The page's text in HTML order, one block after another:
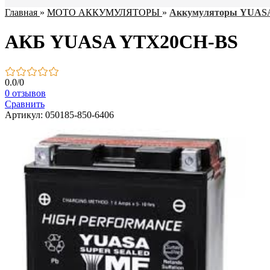
Главная » МОТО АККУМУЛЯТОРЫ » Аккумуляторы
АКБ YUASA YTX20CH-BS
0.0/0
0 отзывов
Сравнить
Артикул: 050185-850-6406